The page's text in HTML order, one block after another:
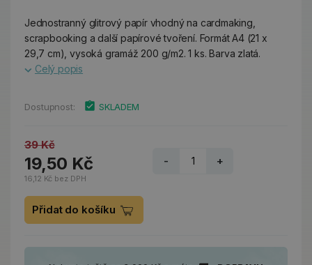
Jednostranný glitrový papír vhodný na cardmaking,
scrapbooking a další papírové tvoření. Formát A4 (21 x
29,7 cm), vysoká gramáž 200 g/m2. 1 ks. Barva zlatá.
Celý popis
Dostupnost: SKLADEM
39 Kč
19,50 Kč
16,12 Kč bez DPH
- +
Přidat do košíku